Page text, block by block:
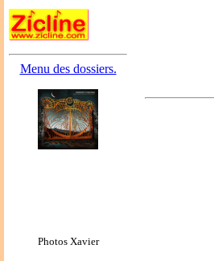
Menu des dossiers.
Photos Xavier